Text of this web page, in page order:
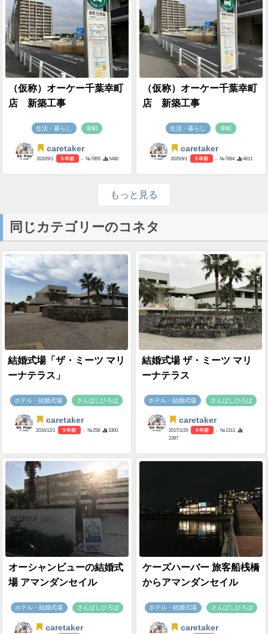
（仮称）オーケー千葉幸町
店 新築工事
生活・暮らし 幸町
caretaker
2020/9/1 5 年前 - №7895 5480
（仮称）オーケー千葉幸町
店 新築工事
生活・暮らし 幸町
caretaker
2020/9/1 5 年前 - №7894 4611
もっと見る
同じカテゴリーのコネタ
結婚式場「ザ・ミーツ マリ
ーナテラス」
ホテル・結婚式場 さんばしひろば
caretaker
2016/12/1 9 年前 - №258 3300
結婚式場 ザ・ミーツ マリ
ーナテラス
ホテル・結婚式場 さんばしひろば
caretaker
2017/1/29 9 年前
- №1311
2397
オーシャンビューの結婚式
場 アマンダンセイル
ホテル・結婚式場 さんばしひろば
caretaker
ケーズハーバー 旅客船桟橋
からアマンダンセイル
ホテル・結婚式場 さんばしひろば
caretaker